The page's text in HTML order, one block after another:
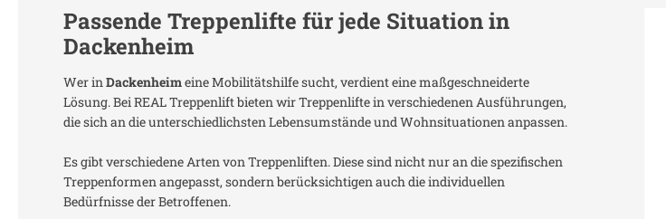
Passende Treppenlifte für jede Situation in
Dackenheim
Wer in Dackenheimeine Mobilitätshilfe sucht, verdient eine maßgeschneiderte
Lösung. Bei REAL Treppenlift bieten wir Treppenlifte in verschiedenen Ausführungen,
die sich an die unterschiedlichsten Lebensumstände und Wohnsituationen anpassen.
Es gibt verschiedene Arten von Treppenliften. Diese sind nicht nur an die spezifischen
Treppenformen angepasst, sondern berücksichtigen auch die individuellen
Bedürfnisse der Betroffenen.